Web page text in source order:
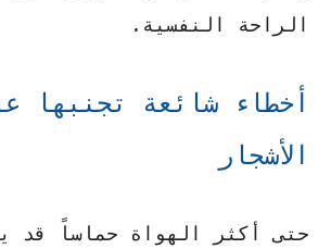
الراحة النفسية.
أخطاء شائعة تجنبها
الأشجار
حتى أكثر الهواة حماساً قد